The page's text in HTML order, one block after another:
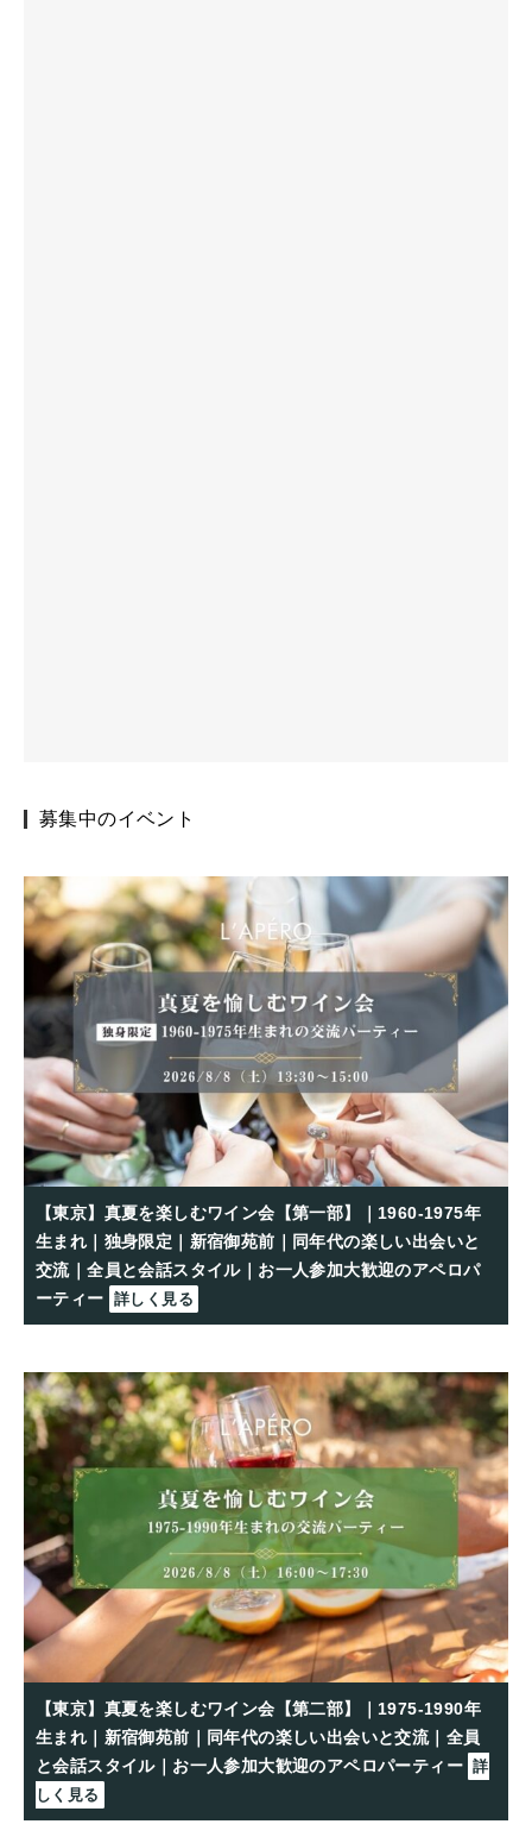
募集中のイベント
【東京】真夏を楽しむワイン会【第一部】｜1960-1975年
生まれ｜独身限定｜新宿御苑前｜同年代の楽しい出会いと
交流｜全員と会話スタイル｜お一人参加大歓迎のアペロパ
ーティー 詳しく見る
【東京】真夏を楽しむワイン会【第二部】｜1975-1990年
生まれ｜新宿御苑前｜同年代の楽しい出会いと交流｜全員
と会話スタイル｜お一人参加大歓迎のアペロパーティー 詳
しく見る